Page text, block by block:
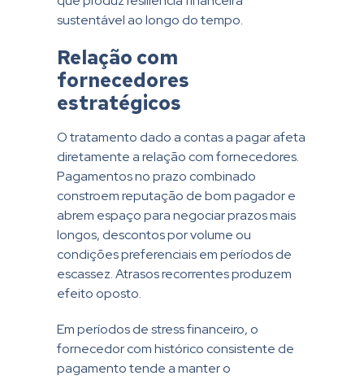
sustentável ao longo do tempo.
Relação com
fornecedores
estratégicos
O tratamento dado a contas a pagar afeta
diretamente a relação com fornecedores.
Pagamentos no prazo combinado
constroem reputação de bom pagador e
abrem espaço para negociar prazos mais
longos, descontos por volume ou
condições preferenciais em períodos de
escassez. Atrasos recorrentes produzem
efeito oposto.
Em períodos de stress financeiro, o
fornecedor com histórico consistente de
pagamento tende a manter o